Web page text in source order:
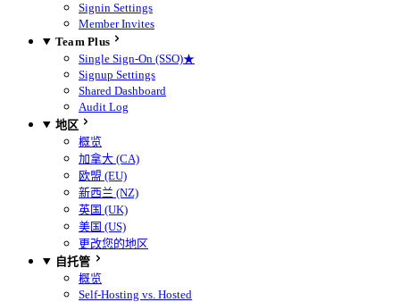
Signin Settings
Member Invites
Team Plus
Single Sign-On (SSO)★
Signup Settings
Shared Dashboard
Audit Log
地区
概览
加拿大 (CA)
欧盟 (EU)
新西兰 (NZ)
英国 (UK)
美国 (US)
更改您的地区
自托管
概览
Self-Hosting vs. Hosted